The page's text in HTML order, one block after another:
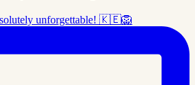
unforgettable! 🇰🇪🦁